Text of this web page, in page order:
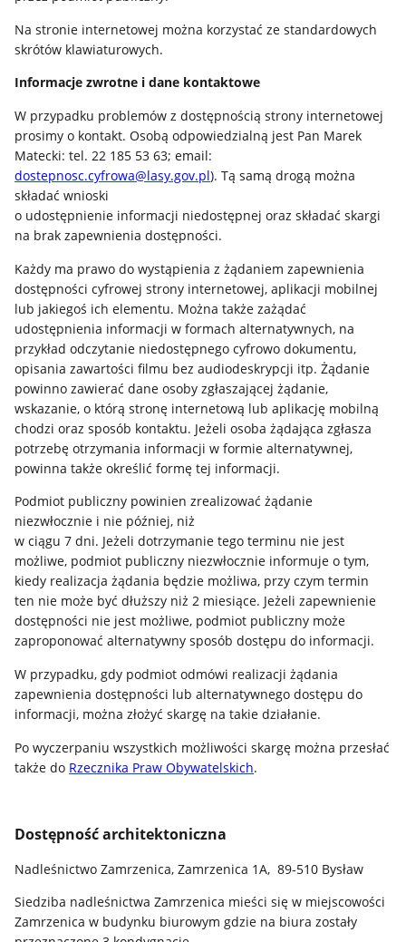
Na stronie internetowej można korzystać ze standardowych
skrótów klawiaturowych.
Informacje zwrotne i dane kontaktowe
W przypadku problemów z dostępnością strony internetowej
prosimy o kontakt. Osobą odpowiedzialną jest Pan Marek
Matecki: tel. 22 185 53 63; email:
dostepnosc.cyfrowa@lasy.gov.pl). Tą samą drogą można
składać wnioski
o udostępnienie informacji niedostępnej oraz składać skargi
na brak zapewnienia dostępności.
Każdy ma prawo do wystąpienia z żądaniem zapewnienia
dostępności cyfrowej strony internetowej, aplikacji mobilnej
lub jakiegoś ich elementu. Można także zażądać
udostępnienia informacji w formach alternatywnych, na
przykład odczytanie niedostępnego cyfrowo dokumentu,
opisania zawartości filmu bez audiodeskrypcji itp. Żądanie
powinno zawierać dane osoby zgłaszającej żądanie,
wskazanie, o którą stronę internetową lub aplikację mobilną
chodzi oraz sposób kontaktu. Jeżeli osoba żądająca zgłasza
potrzebę otrzymania informacji w formie alternatywnej,
powinna także określić formę tej informacji.
Podmiot publiczny powinien zrealizować żądanie
niezwłocznie i nie później, niż
w ciągu 7 dni. Jeżeli dotrzymanie tego terminu nie jest
możliwe, podmiot publiczny niezwłocznie informuje o tym,
kiedy realizacja żądania będzie możliwa, przy czym termin
ten nie może być dłuższy niż 2 miesiące. Jeżeli zapewnienie
dostępności nie jest możliwe, podmiot publiczny może
zaproponować alternatywny sposób dostępu do informacji.
W przypadku, gdy podmiot odmówi realizacji żądania
zapewnienia dostępności lub alternatywnego dostępu do
informacji, można złożyć skargę na takie działanie.
Po wyczerpaniu wszystkich możliwości skargę można przesłać
także do Rzecznika Praw Obywatelskich.
Dostępność architektoniczna
Nadleśnictwo Zamrzenica, Zamrzenica 1A, 89-510 Bysław
Siedziba nadleśnictwa Zamrzenica mieści się w miejscowości
Zamrzenica w budynku biurowym gdzie na biura zostały